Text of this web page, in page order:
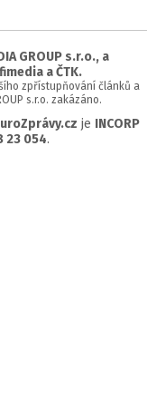
GROUP s.r.o., a
a ČTK.
zpřístupňování článků a
s.r.o. zakázáno.
je INCORP
23 054.